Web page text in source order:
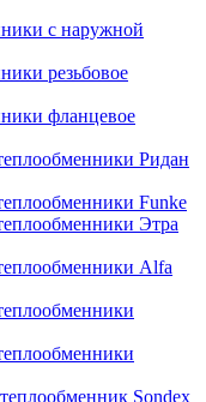
с наружной
резьбовое
фланцевое
Ридан
Funke
Этра
Alfa
Sondex